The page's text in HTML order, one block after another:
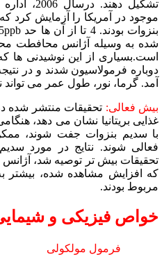
موجود در آمریکا را آزمایش کرد
شده به وسیله آژانس محافطت
است.بسیاری از این نوشیدنی ها
دوباره فرمولاسیون شدند و در
آمد. گرما، نور، طول عمر می تواند
بیش فعالی:
غذایی بریتانیا نشان می دهد،
با سدیم بنزوات جفت شوند،
فعالی شوند. نتایج در مورد سدیم
تحقیقات بیش تر توصیه شد، آژانس
که افزایش مشاهده شده، بیشتر
مربوط بودند.
خواص فیزیکی و
فرمول مولکولی